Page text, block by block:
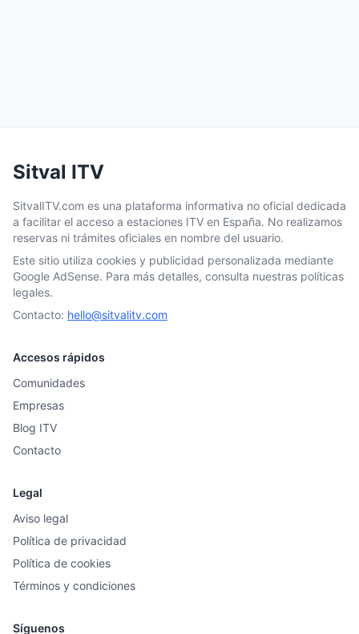
Sitval ITV
SitvalITV.com es una plataforma informativa no oficial dedicada
a facilitar el acceso a estaciones ITV en España. No realizamos
reservas ni trámites oficiales en nombre del usuario.
Este sitio utiliza cookies y publicidad personalizada mediante
Google AdSense. Para más detalles, consulta nuestras políticas
legales.
Contacto: hello@sitvalitv.com
Accesos rápidos
Comunidades
Empresas
Blog ITV
Contacto
Legal
Aviso legal
Política de privacidad
Política de cookies
Términos y condiciones
Síguenos